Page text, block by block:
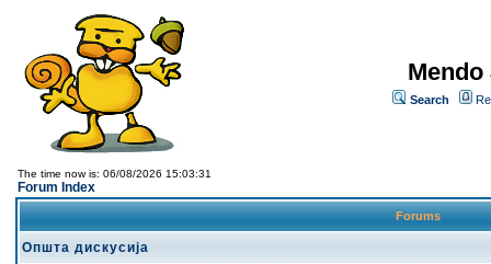
Search
The time now is: 06/08/2026 15:03:31
Forum Index
Forums
Општа дискусија